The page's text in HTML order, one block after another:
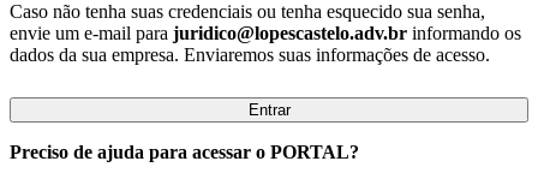
Caso não tenha suas credenciais ou tenha esquecido sua senha,
envie um e-mail para juridico@lopescastelo.adv.br informando os
dados da sua empresa. Enviaremos suas informações de acesso.
Entrar
Preciso de ajuda para acessar o PORTAL?